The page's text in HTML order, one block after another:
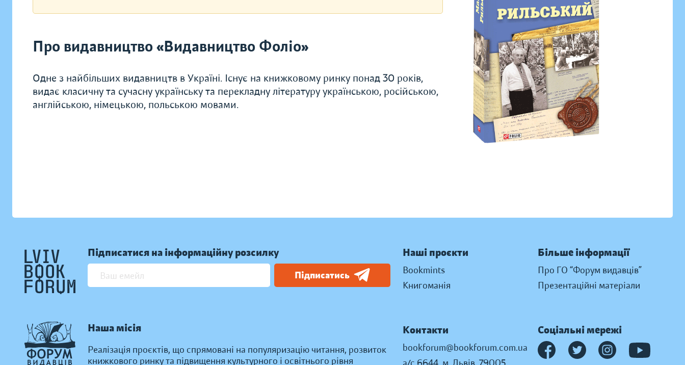
Про видавництво «Видавництво Фоліо»
Одне з найбільших видавництв в Україні. Існує на книжковому ринку понад 30 років,
видає класичну та сучасну українську та перекладну літературу українською, російською,
англійською, німецькою, польською мовами.
Підписатися на інформаційну розсилку
Підписатись
Наша місія
Реалізація проєктів, що спрямовані на популяризацію читання, розвиток
книжкового ринку та підвищення культурного і освітнього рівня
Наші проєкти
Bookmints
Книгоманія
Більше інформації
Про ГО “Форум видавців”
Презентаційні матеріали
Контакти
bookforum@bookforum.com.ua
Соціальні мережі